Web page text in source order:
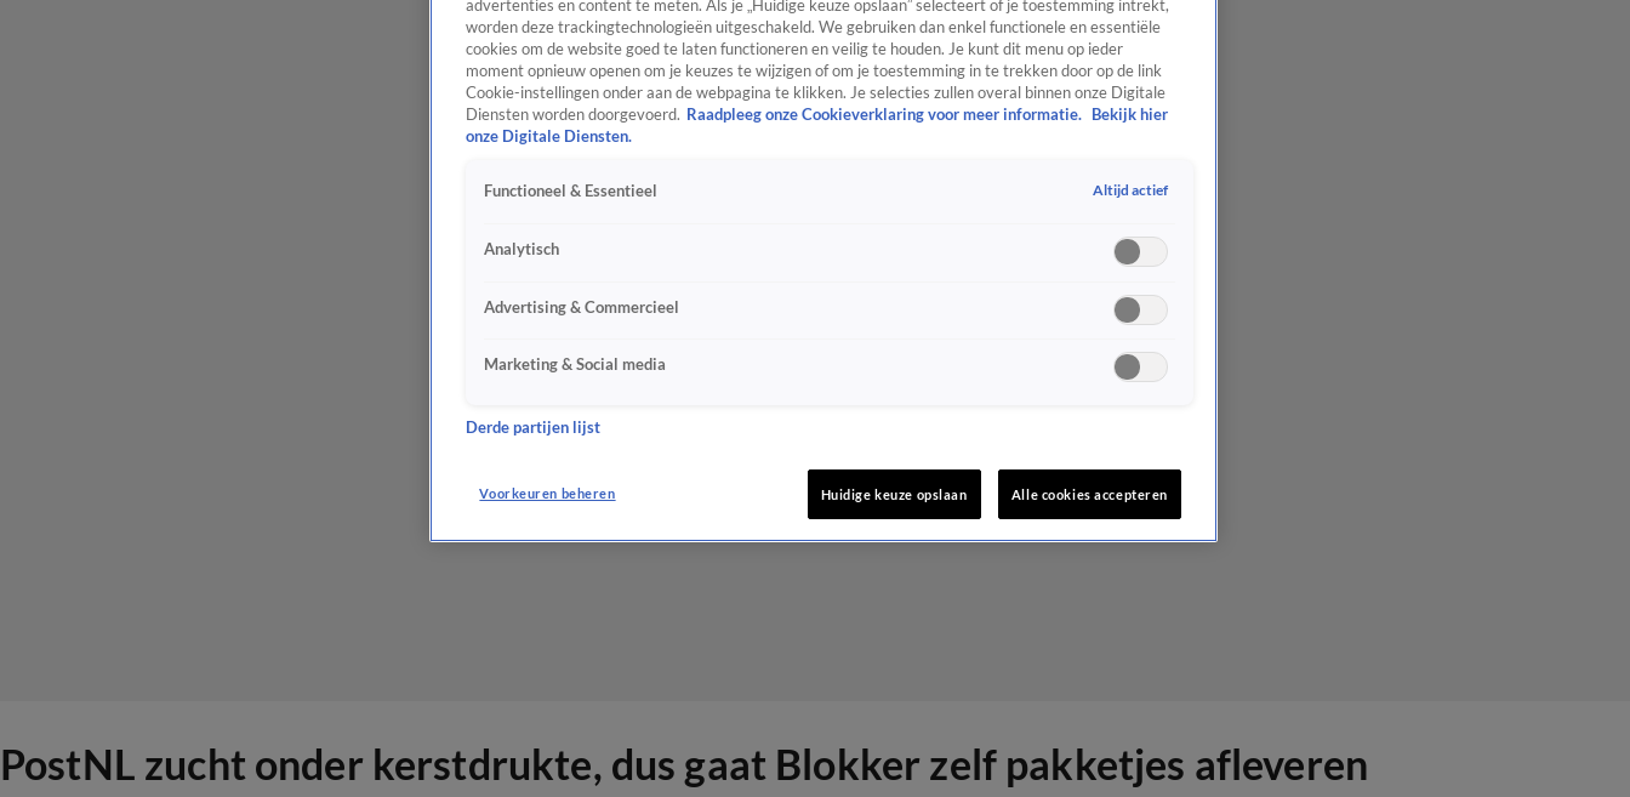
PostNL zucht onder kerstdrukte, dus gaat Blokker zelf pakketjes afleveren
advertenties en content te meten. Als je „Huidige keuze opslaan” selecteert of je toestemming intrekt,
worden deze trackingtechnologieën uitgeschakeld. We gebruiken dan enkel functionele en essentiële
cookies om de website goed te laten functioneren en veilig te houden. Je kunt dit menu op ieder
moment opnieuw openen om je keuzes te wijzigen of om je toestemming in te trekken door op de link
Cookie-instellingen onder aan de webpagina te klikken. Je selecties zullen overal binnen onze Digitale
Diensten worden doorgevoerd. Raadpleeg onze Cookieverklaring voor meer informatie.
Bekijk hier
onze Digitale Diensten.
Functioneel & Essentieel Altijd actief
Analytisch
Advertising & Commercieel
Marketing & Social media
Derde partijen lijst
Voorkeuren beheren Huidige keuze opslaan Alle cookies accepteren